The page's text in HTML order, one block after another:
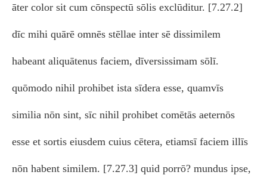
āter color sit cum cōnspectū sōlis exclūditur. [7.27.2]
dīc mihi quārē omnēs stēllae inter sē dissimilem
habeant aliquātenus faciem, dīversissimam sōlī.
quōmodo nihil prohibet ista sīdera esse, quamvīs
similia nōn sint, sīc nihil prohibet comētās aeternōs
esse et sortis eiusdem cuius cētera, etiamsī faciem illīs
nōn habent similem. [7.27.3] quid porrō? mundus ipse,